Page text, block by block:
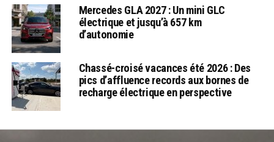
Mercedes GLA 2027 : Un mini GLC
électrique et jusqu’à 657 km
d’autonomie
Chassé-croisé vacances été 2026 : Des
pics d’affluence records aux bornes de
recharge électrique en perspective